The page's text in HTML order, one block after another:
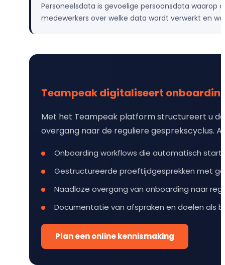
Personeelsdata is gevoelige persoonsdata waarop
medewerkers over welke data wordt verwerkt en
Teampeak digitaliseert
Met het Teampeak platform structureert u
overgang naar de reguliere gesprekscyclus.
Onboarding workflows die automatisch
Gestructureerde proeftijdgesprekken met
Naadloze overgang van onboarding naar
Documentatie van afspraken en doelen als
Plan een online kennismaking